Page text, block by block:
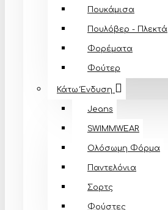
Πουκάμισα
Πουλόβερ - Πλεκτά
Φορέματα
Φούτερ
Κάτω Ένδυση
Jeans
SWIMMWEAR
Ολόσωμη Φόρμα
Παντελόνια
Σορτς
Φούστες